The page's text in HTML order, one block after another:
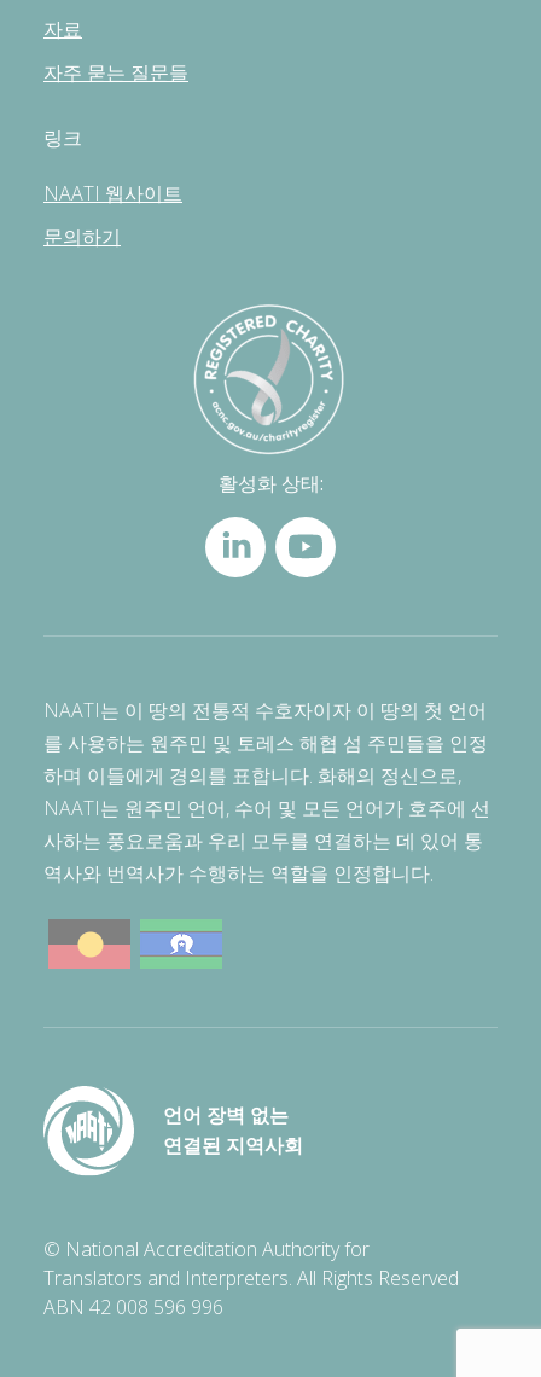
자료
자주 묻는 질문들
링크
NAATI 웹사이트
문의하기
활성화 상태:
NAATI는 이 땅의 전통적 수호자이자 이 땅의 첫 언어
를 사용하는 원주민 및 토레스 해협 섬 주민들을 인정
하며 이들에게 경의를 표합니다. 화해의 정신으로,
NAATI는 원주민 언어, 수어 및 모든 언어가 호주에 선
사하는 풍요로움과 우리 모두를 연결하는 데 있어 통
역사와 번역사가 수행하는 역할을 인정합니다.
언어 장벽 없는
연결된 지역사회
© National Accreditation Authority for
Translators and Interpreters. All Rights Reserved
ABN 42 008 596 996